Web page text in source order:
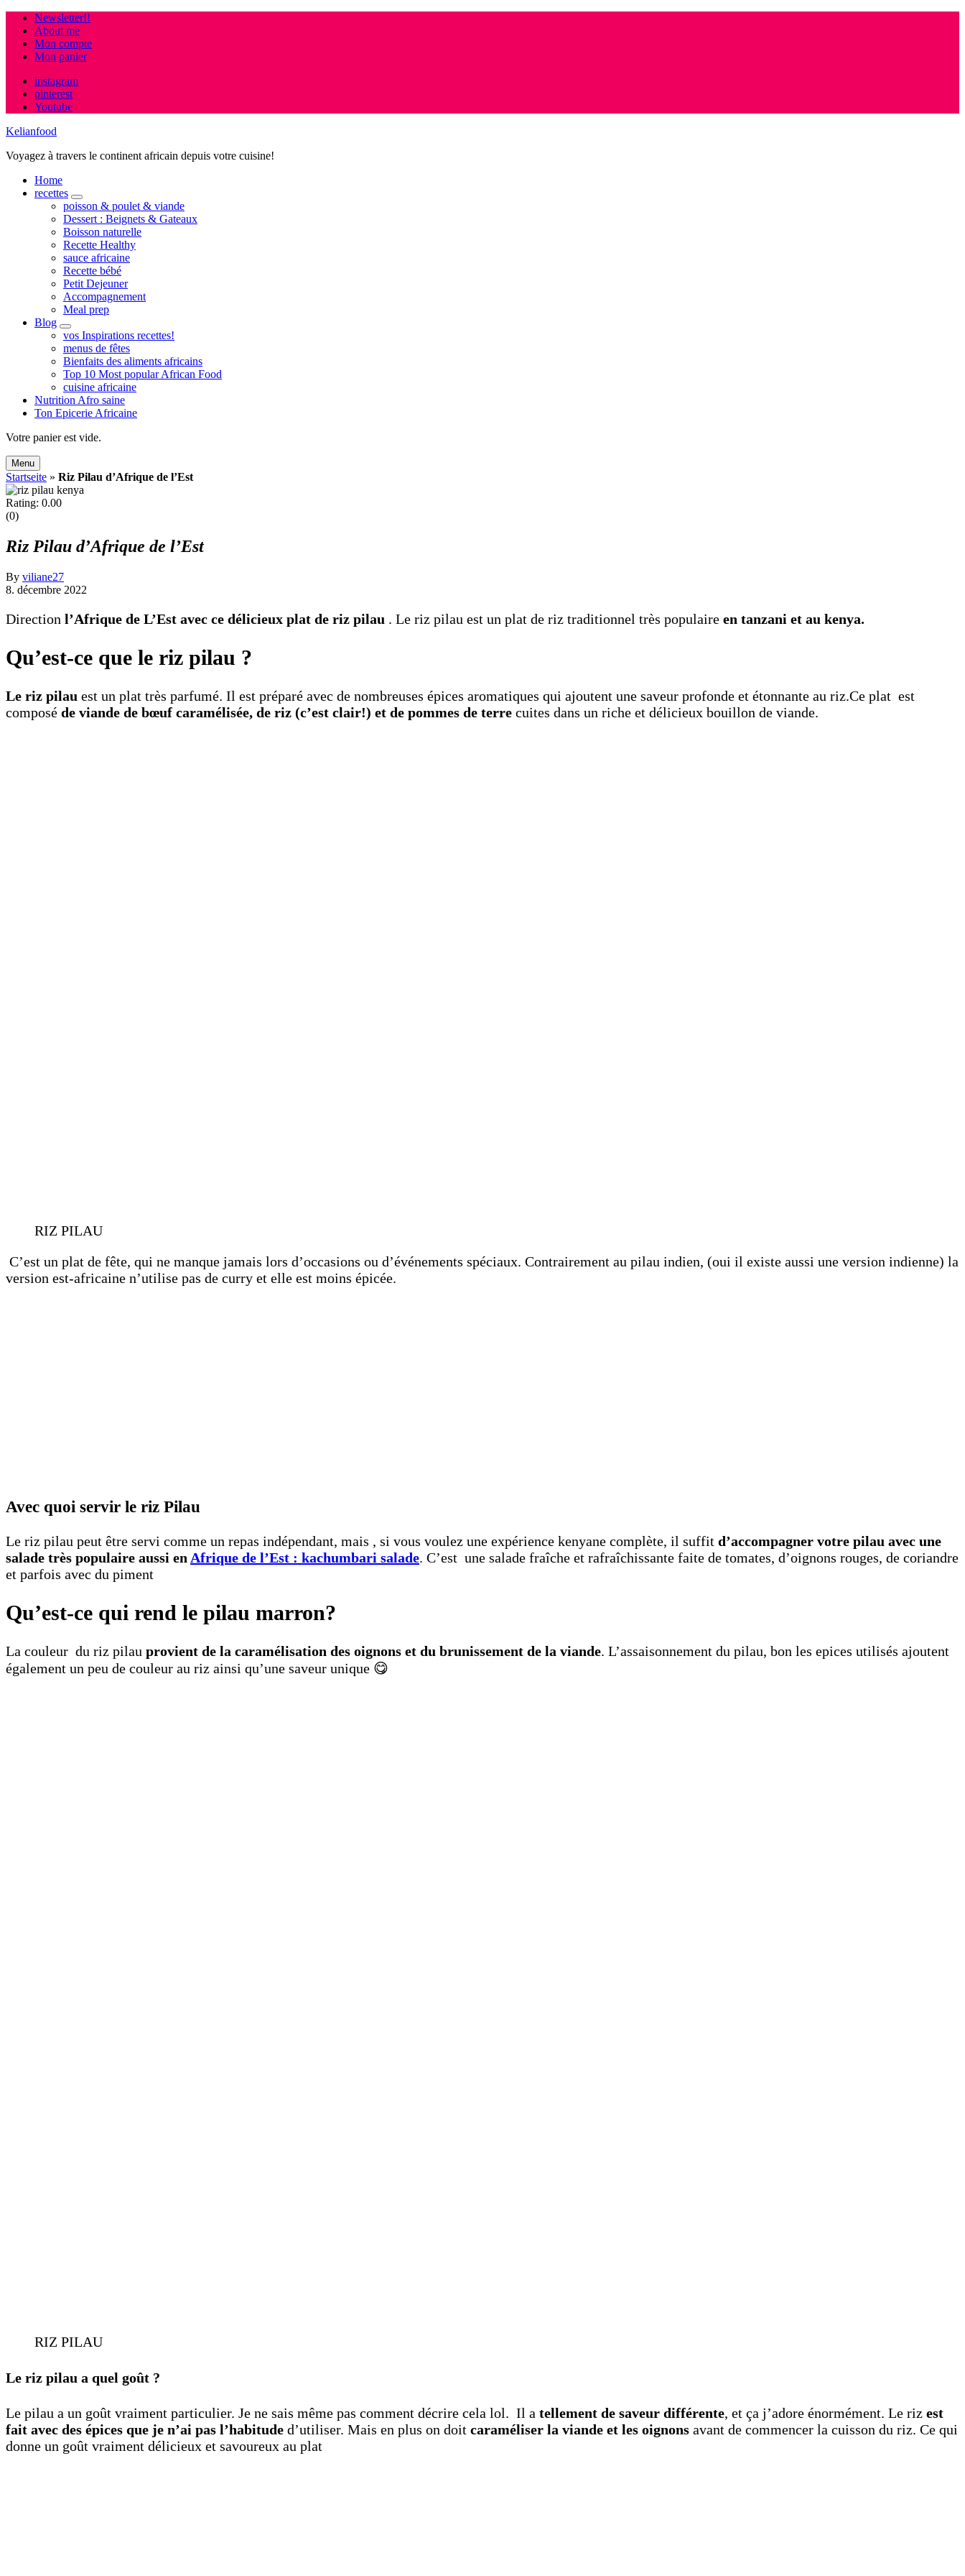
Newsletter!!
About me
Mon compte
Mon panier
instagram
pinterest
Youtube
Kelianfood
Voyagez à travers le continent africain depuis votre cuisine!
Home
recettes
expand
child
menu
poisson & poulet & viande
Dessert : Beignets & Gateaux
Boisson naturelle
Recette Healthy
sauce africaine
Recette bébé
Petit Dejeuner
Accompagnement
Meal prep
Blog
expand
child
menu
vos Inspirations recettes!
menus de fêtes
Bienfaits des aliments africains
Top 10 Most popular African Food
cuisine africaine
Nutrition Afro saine
Ton Epicerie Africaine
Search
Votre panier est vide.
Menu
Startseite » Riz Pilau d’Afrique de l’Est
Rating: 0.00
(0)
Riz Pilau d’Afrique de l’Est
By viliane27
8. décembre 2022
Direction l’Afrique de L’Est avec ce délicieux plat de riz pilau . Le riz pilau est un plat de riz traditionnel très populaire en tanzani et au kenya.
Qu’est-ce que le riz pilau ?
Le riz pilau est un plat très parfumé. Il est préparé avec de nombreuses épices aromatiques qui ajoutent une saveur profonde et étonnante au riz.Ce plat est
composé de viande de bœuf caramélisée, de riz (c’est clair!) et de pommes de terre cuites dans un riche et délicieux bouillon de viande.
RIZ PILAU
C’est un plat de fête, qui ne manque jamais lors d’occasions ou d’événements spéciaux. Contrairement au pilau indien, (oui il existe aussi une version indienne) la
version est-africaine n’utilise pas de curry et elle est moins épicée.
Avec quoi servir le riz Pilau
Le riz pilau peut être servi comme un repas indépendant, mais , si vous voulez une expérience kenyane complète, il suffit d’accompagner votre pilau avec une
salade très populaire aussi en Afrique de l’Est : kachumbari salade. C’est une salade fraîche et rafraîchissante faite de tomates, d’oignons rouges, de coriandre
et parfois avec du piment
Qu’est-ce qui rend le pilau marron?
La couleur du riz pilau provient de la caramélisation des oignons et du brunissement de la viande. L’assaisonnement du pilau, bon les epices utilisés ajoutent
également un peu de couleur au riz ainsi qu’une saveur unique 😋
RIZ PILAU
Le riz pilau a quel goût ?
Le pilau a un goût vraiment particulier. Je ne sais même pas comment décrire cela lol. Il a tellement de saveur différente, et ça j’adore énormément. Le riz est
fait avec des épices que je n’ai pas l’habitude d’utiliser. Mais en plus on doit caraméliser la viande et les oignons avant de commencer la cuisson du riz. Ce qui
donne un goût vraiment délicieux et savoureux au plat